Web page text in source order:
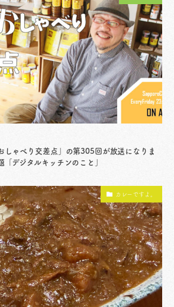
しゃべり交差点」の第305回が放送になりま
「デジタルキッチンのこと」
カレーですよ。